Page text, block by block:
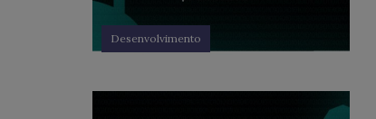
Desenvolvimento